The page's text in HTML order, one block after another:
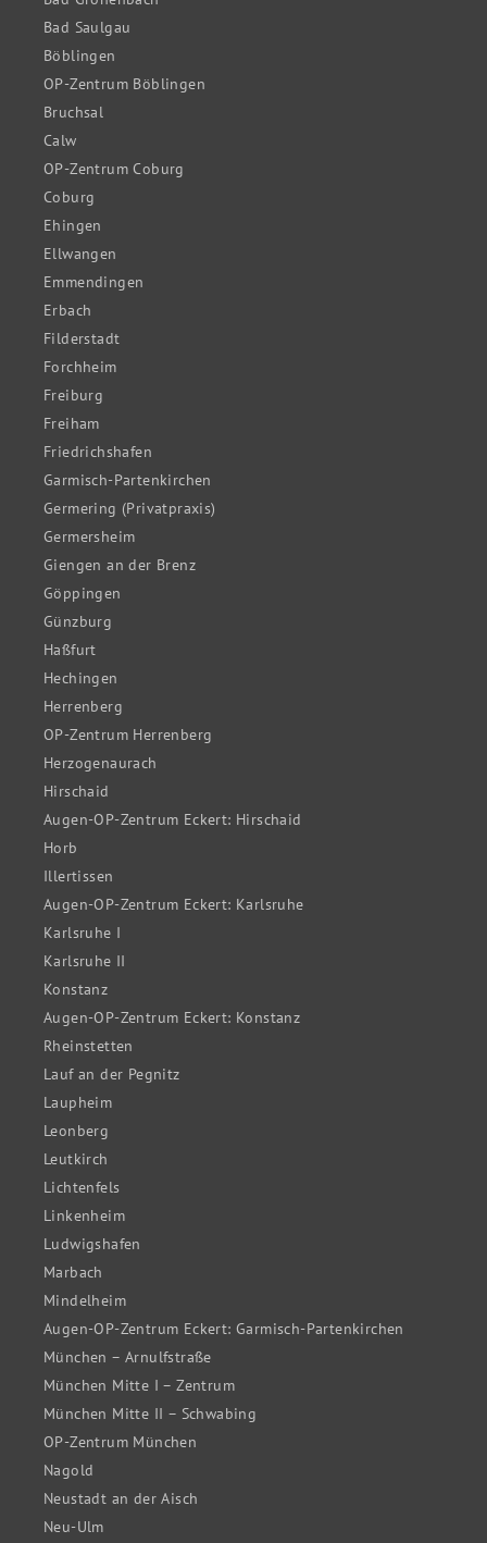
Bad Saulgau
Böblingen
OP-Zentrum Böblingen
Bruchsal
Calw
OP-Zentrum Coburg
Coburg
Ehingen
Ellwangen
Emmendingen
Erbach
Filderstadt
Forchheim
Freiburg
Freiham
Friedrichshafen
Garmisch-Partenkirchen
Germering (Privatpraxis)
Germersheim
Giengen an der Brenz
Göppingen
Günzburg
Haßfurt
Hechingen
Herrenberg
OP-Zentrum Herrenberg
Herzogenaurach
Hirschaid
Augen-OP-Zentrum Eckert: Hirschaid
Horb
Illertissen
Augen-OP-Zentrum Eckert: Karlsruhe
Karlsruhe I
Karlsruhe II
Konstanz
Augen-OP-Zentrum Eckert: Konstanz
Rheinstetten
Lauf an der Pegnitz
Laupheim
Leonberg
Leutkirch
Lichtenfels
Linkenheim
Ludwigshafen
Marbach
Mindelheim
Augen-OP-Zentrum Eckert: Garmisch-Partenkirchen
München – Arnulfstraße
München Mitte I – Zentrum
München Mitte II – Schwabing
OP-Zentrum München
Nagold
Neustadt an der Aisch
Neu-Ulm